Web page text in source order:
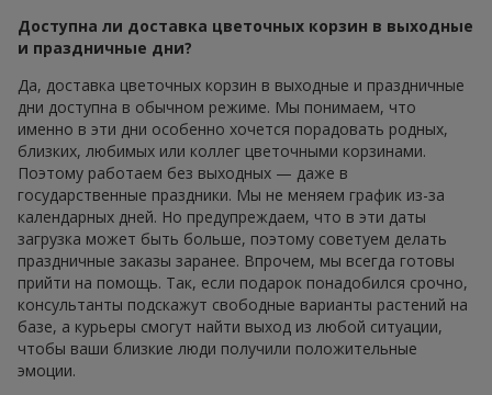
Доступна ли доставка цветочных корзин в выходные
и праздничные дни?
Да, доставка цветочных корзин в выходные и праздничные
дни доступна в обычном режиме. Мы понимаем, что
именно в эти дни особенно хочется порадовать родных,
близких, любимых или коллег цветочными корзинами.
Поэтому работаем без выходных — даже в
государственные праздники. Мы не меняем график из-за
календарных дней. Но предупреждаем, что в эти даты
загрузка может быть больше, поэтому советуем делать
праздничные заказы заранее. Впрочем, мы всегда готовы
прийти на помощь. Так, если подарок понадобился срочно,
консультанты подскажут свободные варианты растений на
базе, а курьеры смогут найти выход из любой ситуации,
чтобы ваши близкие люди получили положительные
эмоции.